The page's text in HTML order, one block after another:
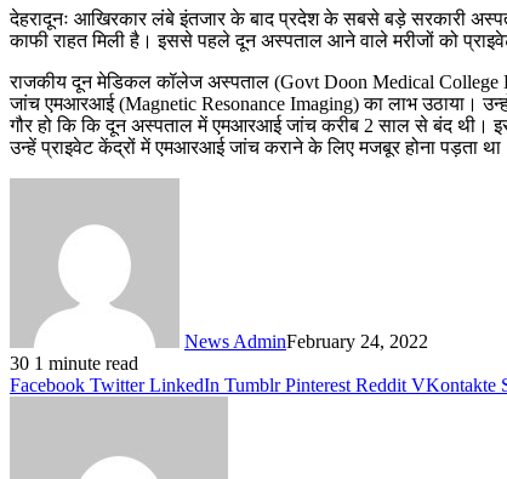
देहरादूनः आखिरकार लंबे इंतजार के बाद प्रदेश के सबसे बड़े सरकारी
काफी राहत मिली है। इससे पहले दून अस्पताल आने वाले मरीजों को
राजकीय दून मेडिकल कॉलेज अस्पताल (Govt Doon Medical College
जांच एमआरआई (Magnetic Resonance Imaging) का लाभ उठाया।
गौर हो कि कि दून अस्पताल में एमआरआई जांच करीब 2 साल से बंद थी। इस
उन्हें प्राइवेट केंद्रों में एमआरआई जांच कराने के लिए मजबूर होना पड़ता
News AdminFebruary 24, 2022
30 1 minute read
Facebook Twitter LinkedIn Tumblr Pinterest Reddit VKontakte